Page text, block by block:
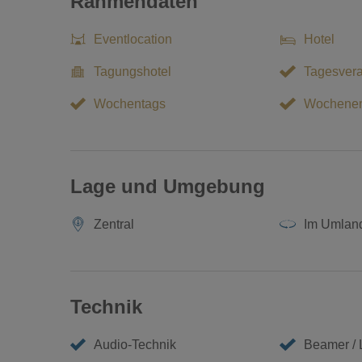
Gastronomie. Dies macht das Novotel Erlangen zu
Tagungsveranstalter, die nach einer umfassenden
Eventlocation Hotel
Tagungshotel
Wochentags
Lage und Umgebung
Zentral Im
Technik
Audio-Technik Beamer /